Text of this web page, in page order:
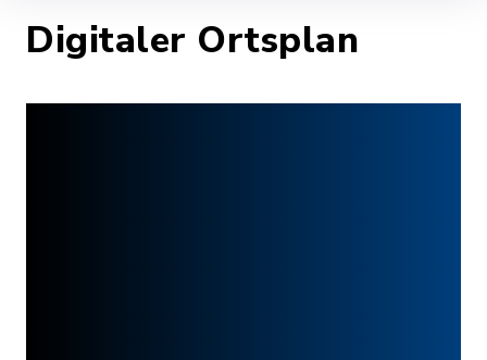
Digitaler Ortsplan